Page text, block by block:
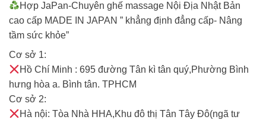
Hợp JaPan-Chuyên ghế massage Nội Địa Nhật Bản
cao cấp MADE IN JAPAN ” khẳng định đẳng cấp- Nâng
tầm sức khỏe”
Cơ sở 1:
Hồ Chí Minh : 695 đường Tân kì tân quý,Phường Bình
hưng hòa a. Bình tân. TPHCM
Cơ sở 2:
Hà nội: Tòa Nhà HHA,Khu đô thị Tân Tây Đô(ngã tư